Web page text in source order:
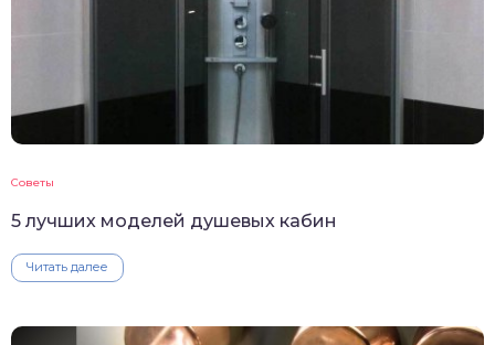
Советы
5 лучших моделей душевых кабин
Читать далее